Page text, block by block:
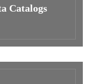
Catalogs